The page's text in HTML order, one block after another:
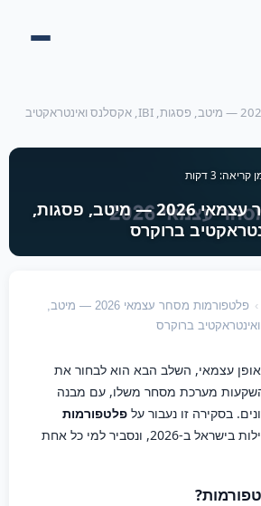
פלטפורמות מסחר עצמאי 2026 — מיטב, פסגות, IBI, אקסלנס ואינטראקטיב
קריאה: 3 דקות
פלטפורמות מסחר עצמאי 2026 — מיטב, פסגות,
›
פלטפורמות מסחר עצמאי 2026 — מיטב,
עצמאי, השלב הבא הוא לבחור את
מערכת מסחר משלו, עם מבנה
בסקירה זו נעבור על פלטפורמות
המובילות בישראל ב-2026, ונסביר למי כל אחת